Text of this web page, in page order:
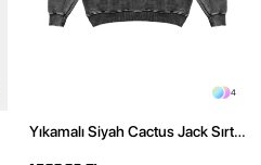
4
Yıkamalı Siyah Cactus Jack Sırt